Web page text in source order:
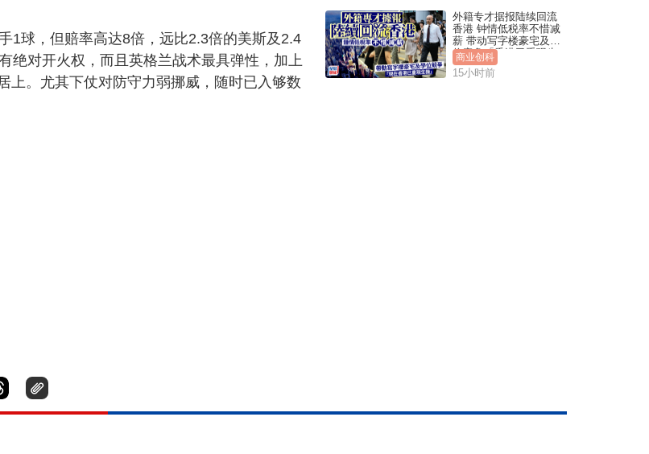
1球，但赔率高达8倍，远比2.3倍的美斯及2.4
绝对开火权，而且英格兰战术最具弹性，加上
上。尤其下仗对防守力弱挪威，随时已入够数
外籍专才据报陆续回流
香港 钟情低税率不惜减
薪 带动写字楼豪宅及学
位竞争「香港已重现生
机」
商业创科
15小时前